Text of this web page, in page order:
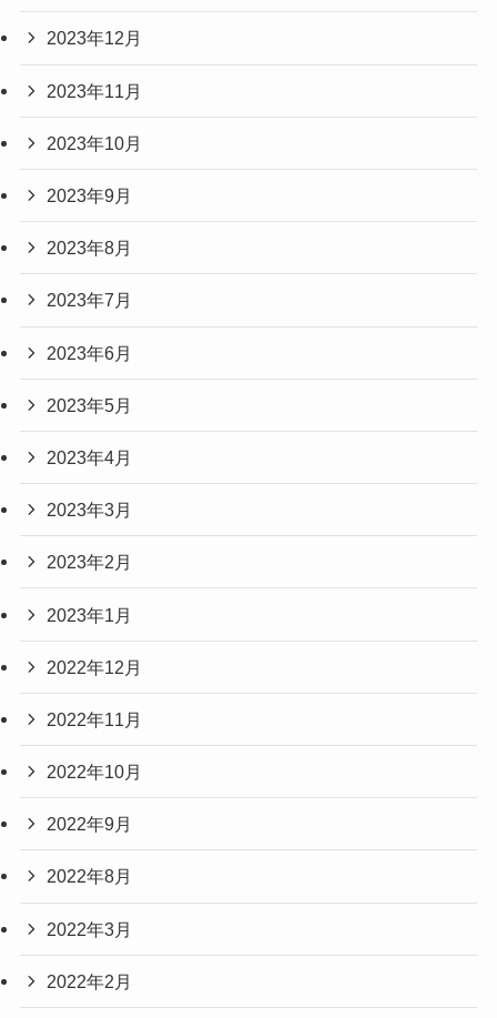
2023年12月
2023年11月
2023年10月
2023年9月
2023年8月
2023年7月
2023年6月
2023年5月
2023年4月
2023年3月
2023年2月
2023年1月
2022年12月
2022年11月
2022年10月
2022年9月
2022年8月
2022年3月
2022年2月